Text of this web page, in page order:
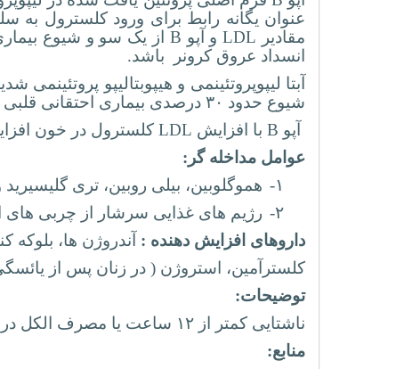
عنوان یگانه رابط برای ورود کلسترول به
مقادیر LDLو آپو B از یک سو و شیوع
انسداد عروق کرونر باشد.
آبتا لیپوپروتئینمی و هیپوبتالیپو
شیوع حدود ۳۰ درصدی بیماری احتقانی قلبی
آپو B با افزایش LDL کلسترول در خون
عوامل مداخله گر:
۱-
هموگلوبین، بیلی روبین، تری
۲-
رژیم های غذایی سرشار از چربی
داروهای افزایش دهنده : آندروژن ها، بلوکه
کلسترآمین، استروژن ( در زنان پس از
توضیحات:
ناشتایی کمتر از ۱۲ ساعت یا مصرف الکل در طی ۲۴ ساعت قبل از نمونه گیری ممکن است نتایج آزمون را نامعتبر سازد.
منابع: